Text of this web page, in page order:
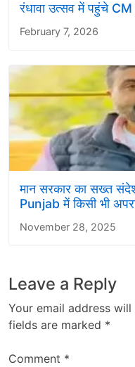
रंधावा उत्सव में पहुंचे
February 7, 2026
मान सरकार का सख्त
Punjab में किसी भी
November 28, 2025
Leave a Reply
Your email address
fields are marked *
Comment *